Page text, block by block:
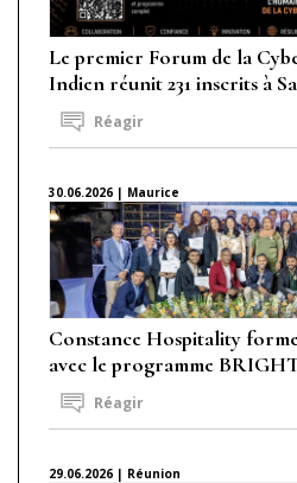
Le premier Forum de la
Indien réunit 231 inscrits à
Réagir
30.06.2026 | Maurice
Constance Hospitality
avec le programme
Réagir
29.06.2026 | Réunion